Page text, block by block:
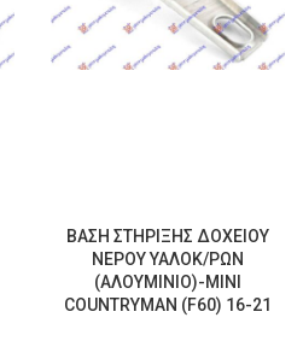
ΒΑΣΗ ΣΤΗΡΙΞΗΣ ΔΟΧΕΙΟΥ
ΝΕΡΟΥ ΥΑΛΟΚ/ΡΩΝ
(ΑΛΟΥΜΙΝΙΟ)-MINI
COUNTRYMAN (F60) 16-21